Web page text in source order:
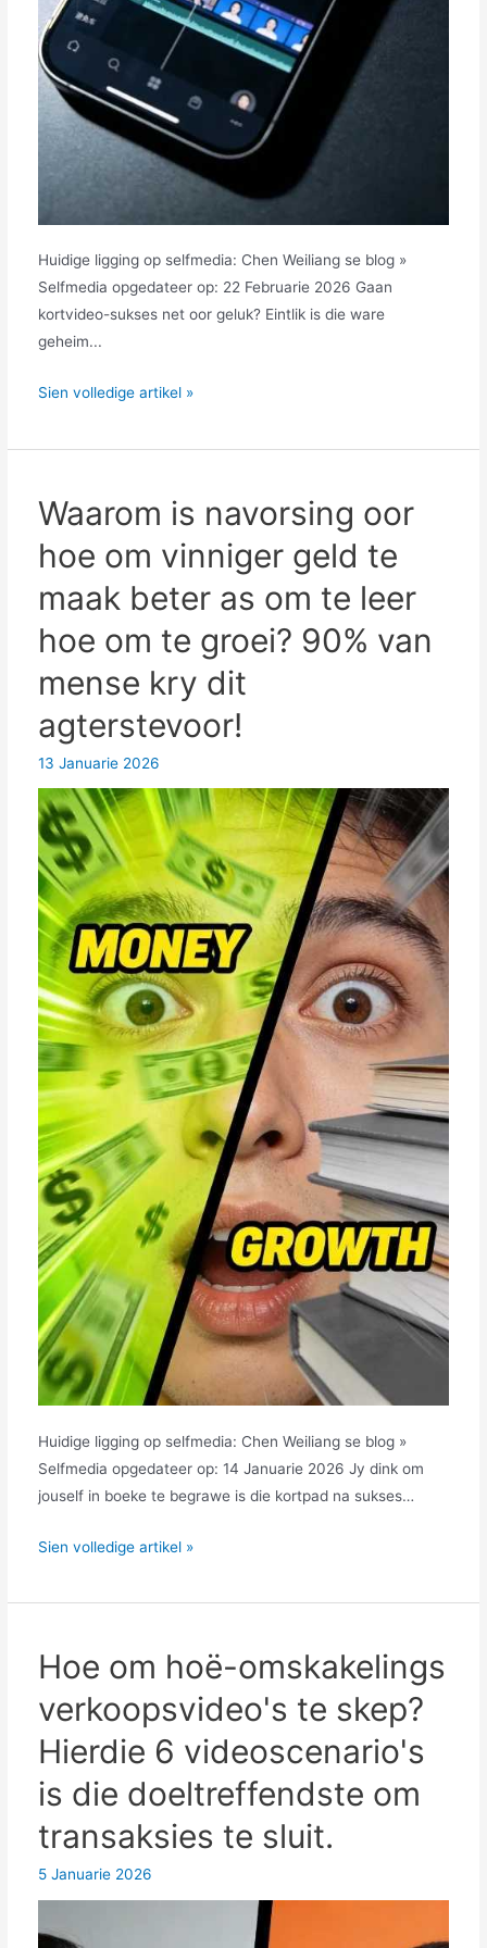
mobiliteit
kan
ervaar.
Huidige ligging op selfmedia: Chen Weiliang se blog »
Selfmedia opgedateer op: 22 Februarie 2026 Gaan
kortvideo-sukses net oor geluk? Eintlik is die ware
geheim...
Wenke
gratis
videomakers:
Genereer
vinnig
video's
van
gehalte
Sien volledige artikel »
Waarom is navorsing oor
hoe om vinniger geld te
maak beter as om te leer
hoe om te groei? 90% van
mense kry dit
agterstevoor!
13 Januarie 2026
Huidige ligging op selfmedia: Chen Weiliang se blog »
Selfmedia opgedateer op: 14 Januarie 2026 Jy dink om
jouself in boeke te begrawe is die kortpad na sukses…
Waarom
navorsing
hoe
om
vinniger
geld
te
maak
as
om
te
Sien volledige artikel »
Hoe om hoë-omskakelings
verkoopsvideo's te skep?
Hierdie 6 videoscenario's
is die doeltreffendste om
transaksies te sluit.
5 Januarie 2026